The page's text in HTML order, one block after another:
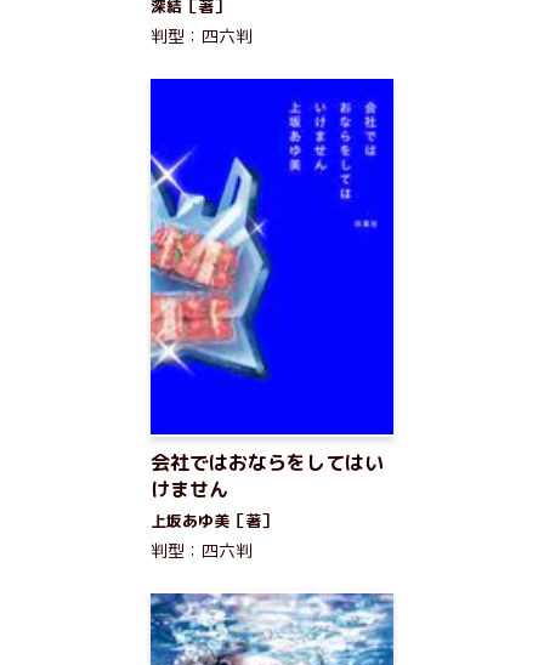
深結［著］
判型：四六判
会社ではおならをしてはい
けません
上坂あゆ美［著］
判型：四六判